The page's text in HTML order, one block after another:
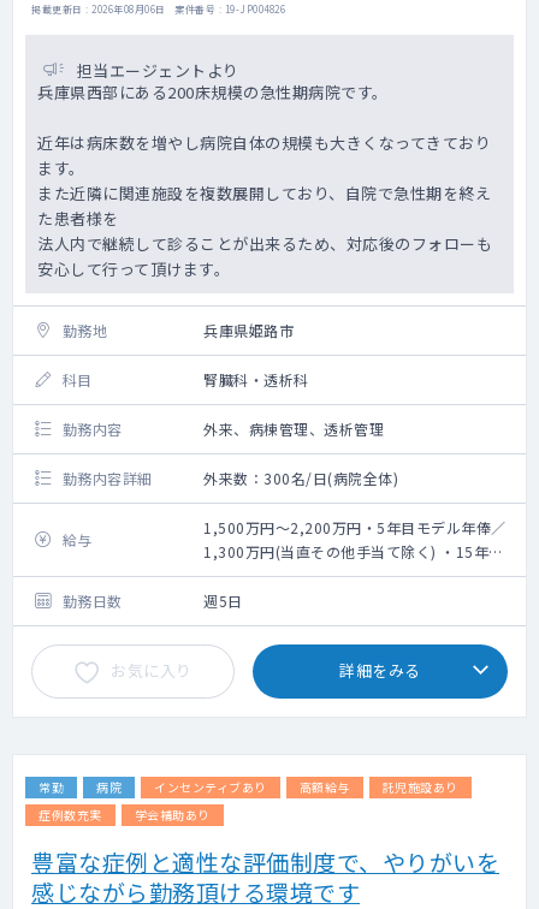
掲載更新日 : 2026年08月06日 案件番号 : 19-JP004826
担当エージェントより
兵庫県西部にある200床規模の急性期病院です。
近年は病床数を増やし病院自体の規模も大きくなってきており
ます。
また近隣に関連施設を複数展開しており、自院で急性期を終え
た患者様を
法人内で継続して診ることが出来るため、対応後のフォローも
安心して行って頂けます。
勤務地 兵庫県姫路市
科目 腎臓科・透析科
勤務内容 外来、病棟管理、透析管理
勤務内容詳細 外来数：300名/日(病院全体)
給与
1,500万円～2,200万円・5年目モデル年俸／
1,300万円(当直その他手当て除く) ・15年目
モデル年俸／1,700万円(当直その他手当て除
く)
勤務日数 週5日
お気に入り 詳細をみる
常勤 病院 インセンティブあり 高額給与
託児施設あり
症例数充実
学会補助あり
豊富な症例と適性な評価制度で、やりがいを
感じながら勤務頂ける環境です